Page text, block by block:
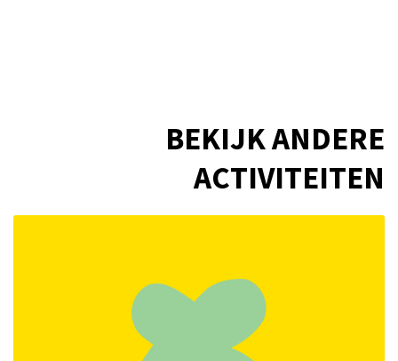
BEKIJK ANDERE
ACTIVITEITEN